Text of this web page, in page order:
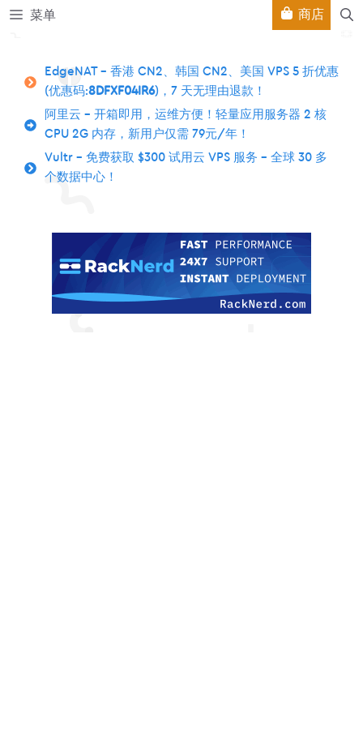
跳
菜单 商店
EdgeNAT – 香港 CN2、韩国 CN2、美国 VPS 5 折优惠
(优惠码:8DFXF04IR6)，7 天无理由退款！
阿里云 – 开箱即用，运维方便！轻量应用服务器 2 核
CPU 2G 内存，新用户仅需 79元/年！
Vultr – 免费获取 $300 试用云 VPS 服务 – 全球 30 多
个数据中心！